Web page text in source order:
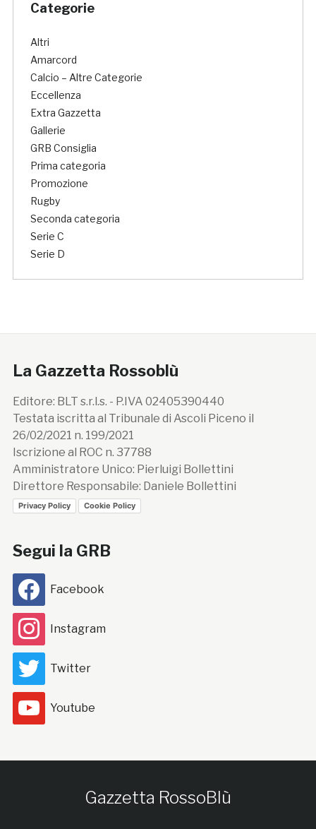
Categorie
Altri
Amarcord
Calcio – Altre Categorie
Eccellenza
Extra Gazzetta
Gallerie
GRB Consiglia
Prima categoria
Promozione
Rugby
Seconda categoria
Serie C
Serie D
La Gazzetta Rossoblù
Editore: BLT s.r.l.s. - P.IVA 02405390440
Testata iscritta al Tribunale di Ascoli Piceno il
26/02/2021 n. 199/2021
Iscrizione al ROC n. 37788
Amministratore Unico: Pierluigi Bollettini
Direttore Responsabile: Daniele Bollettini
Privacy Policy Cookie Policy
Segui la GRB
Facebook
Instagram
Twitter
Youtube
Gazzetta RossoBlù